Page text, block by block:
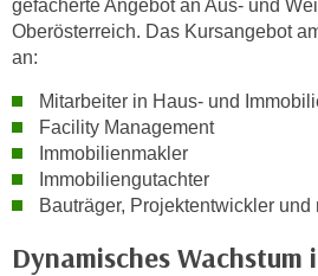
gefächerte Angebot an Aus- und
Oberösterreich. Das Kursangebot
an:
Mitarbeiter in Haus- und
Facility Management
Immobilienmakler
Immobiliengutachter
Bauträger, Projektentwickler
Dynamisches Wachstum
e
s
m
C
o